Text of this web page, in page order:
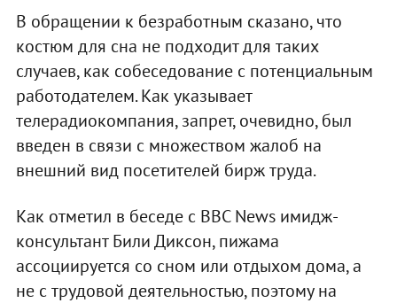
В обращении к безработным сказано, что
костюм для сна не подходит для таких
случаев, как собеседование с потенциальным
работодателем. Как указывает
телерадиокомпания, запрет, очевидно, был
введен в связи с множеством жалоб на
внешний вид посетителей бирж труда.
Как отметил в беседе с BBC News имидж-
консультант Били Диксон, пижама
ассоциируется со сном или отдыхом дома, а
не с трудовой деятельностью, поэтому на